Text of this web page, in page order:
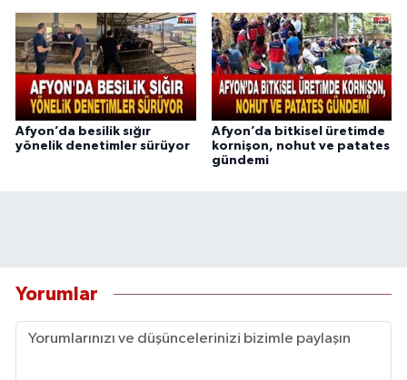
Afyon’da besilik sığır
yönelik denetimler sürüyor
Afyon’da bitkisel üretimde
kornişon, nohut ve patates
gündemi
Yorumlar